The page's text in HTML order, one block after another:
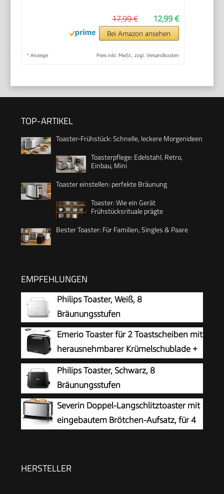
12,99 €
17,99 €
Bei Amazon ansehen
* Anzeige Preis inkl. MwSt., zzgl. Versandkosten
TOP-ARTIKEL
Toaster-Frühstück: Schnelle, leckere Morgenideen
Toasterpflege: Edelstahl, Retro,
Einbau, Mini
Toaster einstellen: perfekte Bräunung
Toaster: Wie ein Gerät
Frühstücksrituale prägte
Bester Toaster: Für Familien, Singles & Paare
EMPFEHLUNGEN
Philips Toaster, Weiß, 8
Bräunungsstufen
Emerio Toaster für 2 Toastscheiben mit
herausnehmbarer Krümelschublade +
Unterbrechungstaste + 6 einstellbare
Bräunungsstufen + Brötchenaufsatz +
Kabelaufwicklung | 700W | TO-128676.3
Philips Toaster, Schwarz, 8
Bräunungsstufen
Severin Doppel-Langschlitztoaster mit
eingebautem Brötchen-Aufsatz, für 4
gebürstet, schwarz, 1.400 W, AT 2509
HERSTELLER